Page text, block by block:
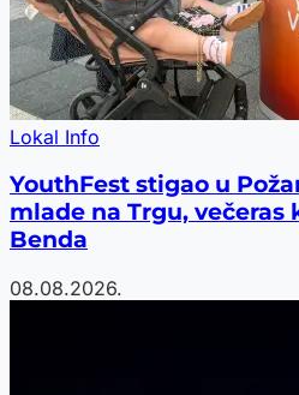
Lokal Info
YouthFest stigao u
mlade na Trgu, večeras
Benda
08.08.2026.